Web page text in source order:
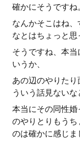
確かにそうですね
なんかそこはね
なとはちょっと思
そうですね、本
いうか、
あの辺のやりた
ういう話見ないな
本当にその同性
のやりとりもうち
のは確かに感じま